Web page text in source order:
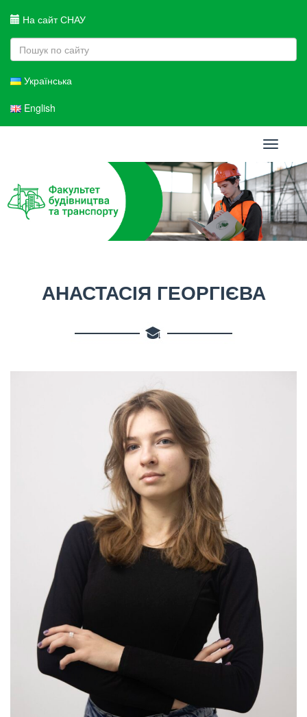
На сайт СНАУ
Українська
English
Toggle
АНАСТАСІЯ ГЕОРГІЄВА